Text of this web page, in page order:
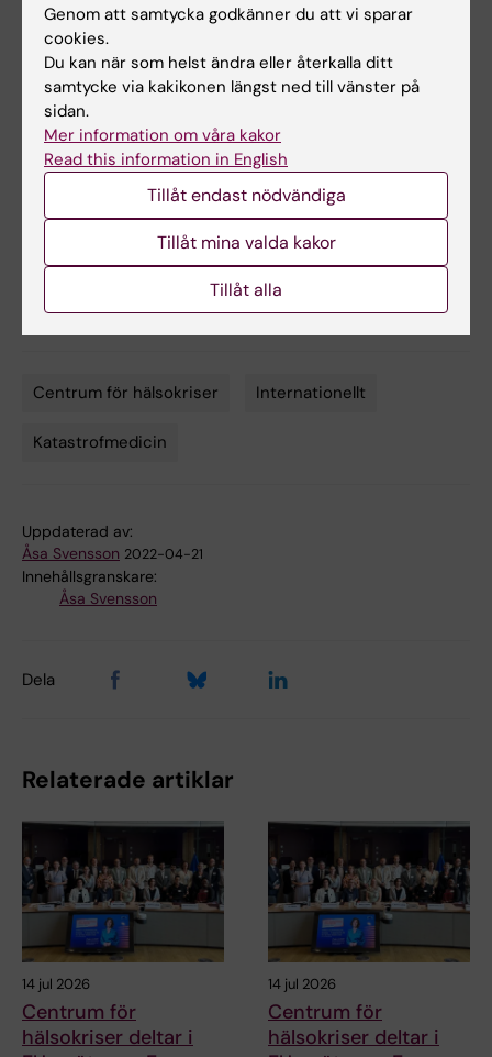
hans arbetssätt, vilket inte alltid är fallet. Men
om vi vill kunna skicka experter från Sverige
till områden som drabbats av hälsokriser, så
måste arbetsgivare vara flexibla och tillåta att
deras medarbetare engagerar sig i
internationella uppdrag. Som Jason visar; det
kan vara ett upplägg som båda vinner på–att
bidra till globala hälsokriser, samtidigt som
medarbetare får med sig värdefulla
erfarenheter tillbaka till arbetsplatsen.
Centrum för hälsokriser Internationellt
Katastrofmedicin
Uppdaterad av:
Åsa Svensson 2022-04-21
Innehållsgranskare:
Åsa Svensson
Dela
Relaterade artiklar
14 jul 2026
Centrum för
hälsokriser deltar i
14 jul 2026
Centrum för
hälsokriser deltar i
Genom att samtycka godkänner du att vi sparar
cookies.
Du kan när som helst ändra eller återkalla ditt
samtycke via kakikonen längst ned till vänster på
sidan.
Mer information om våra kakor
Read this information in English
Tillåt endast nödvändiga
Tillåt mina valda kakor
Tillåt alla